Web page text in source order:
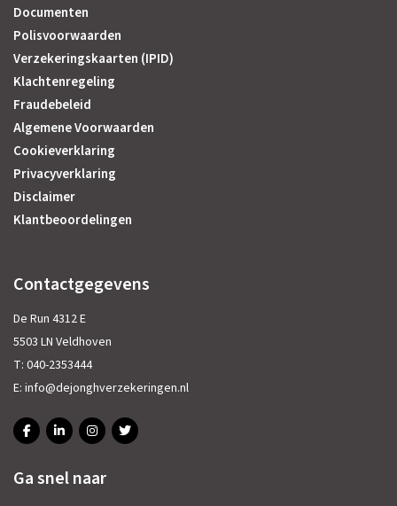
Documenten
Polisvoorwaarden
Verzekeringskaarten (IPID)
Klachtenregeling
Fraudebeleid
Algemene Voorwaarden
Cookieverklaring
Privacyverklaring
Disclaimer
Klantbeoordelingen
Contactgegevens
De Run 4312 E
5503 LN Veldhoven
T: 040-2353444
E: info@dejonghverzekeringen.nl
Ga snel naar